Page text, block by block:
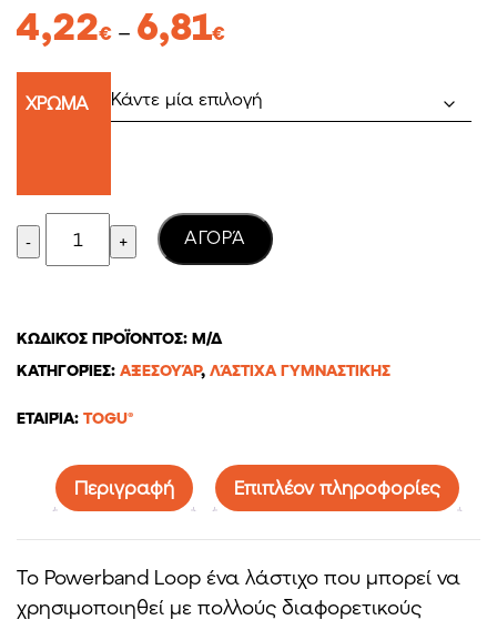
4,22€ – 6,81€range:
through
ΧΡΩΜΑ
Quantity
AΓΟΡΆ
ΚΩΔΙΚΌΣ ΠΡΟΪΌΝΤΟΣ: Μ/Δ
ΚΑΤΗΓΟΡΊΕΣ: ΑΞΕΣΟΥΆΡ, ΛΆΣΤΙΧΑ ΓΥΜΝΑΣΤΙΚΉΣ
ΕΤΑΙΡΊΑ: TOGU®
Περιγραφή Επιπλέον πληροφορίες
Το Powerband Loop ένα λάστιχο που μπορεί να
χρησιμοποιηθεί με πολλούς διαφορετικούς